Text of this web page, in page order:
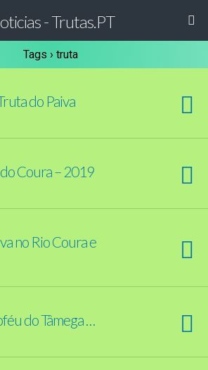
- Trutas.PT
Tags › truta
do Paiva
Coura – 2019
no Rio Coura e
do Tâmega …